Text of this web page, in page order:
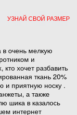
УЗНАЙ СВОЙ РАЗМЕР
в очень мелкую
и
хочет разбавить
ткань 20%
и приятную носку .
а также
шика в казалось
интернет